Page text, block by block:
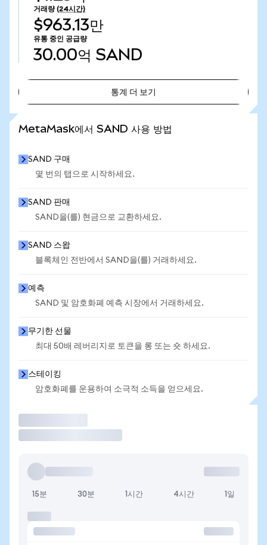
거래량 (24시간)
$963.13만
유통 중인 공급량
30.00억 SAND
통계 더 보기
MetaMask에서 SAND 사용 방법
SAND 구매
몇 번의 탭으로 시작하세요.
SAND 판매
SAND을(를) 현금으로 교환하세요.
SAND 스왑
블록체인 전반에서 SAND을(를) 거래하세요.
예측
SAND 및 암호화폐 예측 시장에서 거래하세요.
무기한 선물
최대 50배 레버리지로 토큰을 롱 또는 숏 하세요.
스테이킹
암호화폐를 운용하여 소극적 소득을 얻으세요.
15분 30분 1시간 4시간 1일